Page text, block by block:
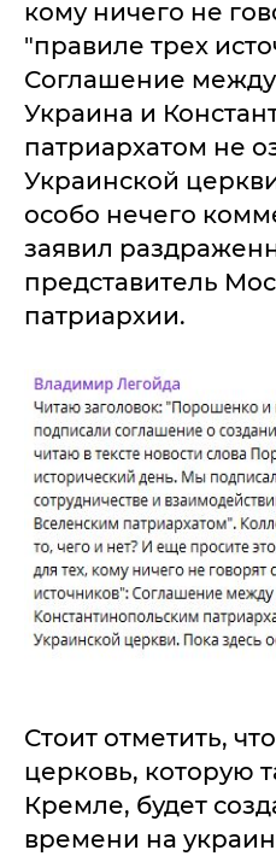
кому ничего не
"правиле трех
Соглашение между
Украина и
патриархатом не
Украинской
особо нечего
заявил
представитель
патриархии.
Стоит отметить,
церковь, которую
Кремле, будет
времени на